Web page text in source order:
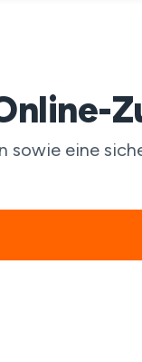
sowie eine